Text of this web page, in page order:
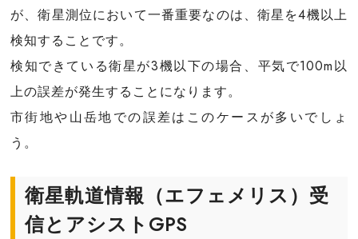
が、衛星測位において一番重要なのは、衛星を4機以上
検知することです。
検知できている衛星が3機以下の場合、平気で100m以
上の誤差が発生することになります。
市街地や山岳地での誤差はこのケースが多いでしょ
う。
衛星軌道情報（エフェメリス）受
信とアシストGPS